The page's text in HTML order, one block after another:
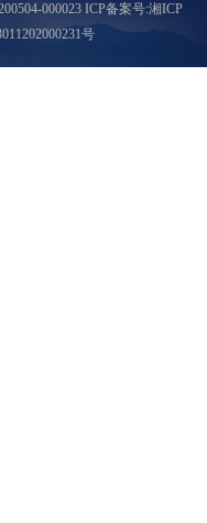
000023 ICP备案号:湘ICP
号